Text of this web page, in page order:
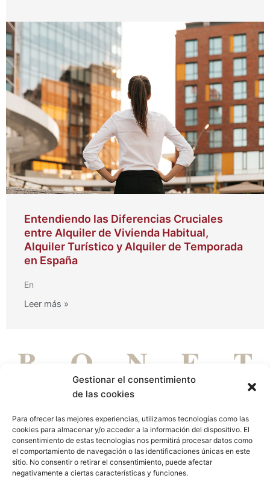
Gestionar el consentimiento
de las cookies
Para ofrecer las mejores experiencias, utilizamos tecnologías como las
cookies para almacenar y/o acceder a la información del dispositivo. El
consentimiento de estas tecnologías nos permitirá procesar datos como
el comportamiento de navegación o las identificaciones únicas en este
sitio. No consentir o retirar el consentimiento, puede afectar
negativamente a ciertas características y funciones.
Entendiendo las Diferencias Cruciales
entre Alquiler de Vivienda Habitual,
Alquiler Turístico y Alquiler de Temporada
en España
En
Leer más »
DE PERSONAS PARA PERSONAS
Aviso legal Política de privacidad Política de cookies